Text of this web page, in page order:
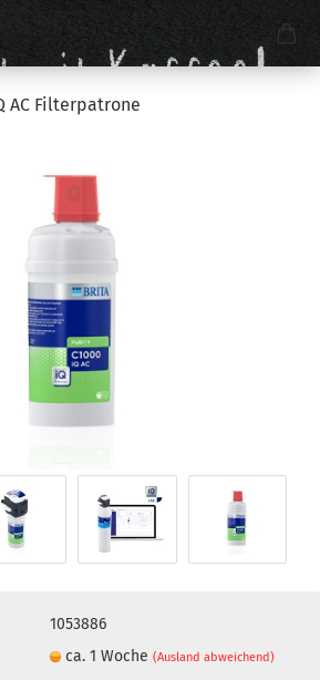
AC Filterpatrone
1053886
ca. 1 Woche(Ausland abweichend)